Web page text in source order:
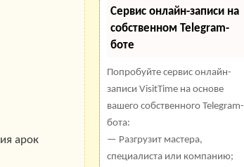
арок
Сервис онлайн-записи на
собственном Telegram-
боте
Попробуйте сервис онлайн-
записи VisitTime на основе
вашего собственного Telegram-
бота:
— Разгрузит мастера,
специалиста или компанию;